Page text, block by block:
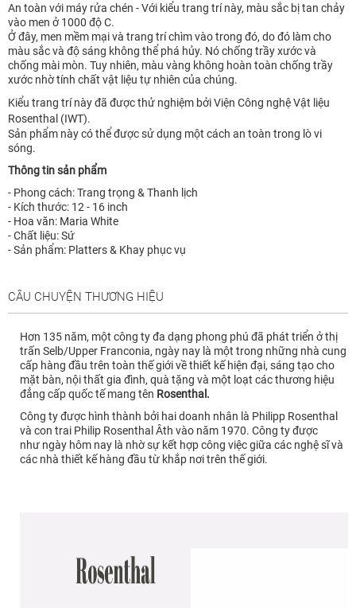
An toàn với máy rửa chén - Với kiểu trang trí này, màu sắc bị tan chảy
vào men ở 1000 độ C.
Ở đây, men mềm mại và trang trí chìm vào trong đó, do đó làm cho
màu sắc và độ sáng không thể phá hủy. Nó chống trầy xước và
chống mài mòn. Tuy nhiên, màu vàng không hoàn toàn chống trầy
xước nhờ tính chất vật liệu tự nhiên của chúng.
Kiểu trang trí này đã được thử nghiệm bởi Viện Công nghệ Vật liệu
Rosenthal (IWT).
Sản phẩm này có thể được sử dụng một cách an toàn trong lò vi
sóng.
Thông tin sản phẩm
- Phong cách: Trang trọng & Thanh lịch
- Kích thước: 12 - 16 inch
- Hoa văn: Maria White
- Chất liệu: Sứ
- Sản phẩm: Platters & Khay phục vụ
CÂU CHUYỆN THƯƠNG HIỆU
Hơn 135 năm, một công ty đa dạng phong phú đã phát triển ở thị
trấn Selb/Upper Franconia, ngày nay là một trong những nhà cung
cấp hàng đầu trên toàn thế giới về thiết kế hiện đại, sáng tạo cho
mặt bàn, nội thất gia đình, quà tặng và một loạt các thương hiệu
đẳng cấpquốc tế mang tên Rosenthal.
Công ty được hình thành bởi hai doanh nhân là Philipp Rosenthal
và con trai Philip Rosenthal Âth vào năm 1970. Công ty được
như ngày hôm nay là nhờ sự kết hợp công việc giữa các nghệ sĩ và
các nhà thiết kế hàng đầu từ khắp nơi trên thế giới.